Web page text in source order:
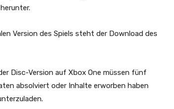
Version des Spiels steht der Download des
Disc-Version auf Xbox One müssen fünf
absolviert oder Inhalte erworben haben